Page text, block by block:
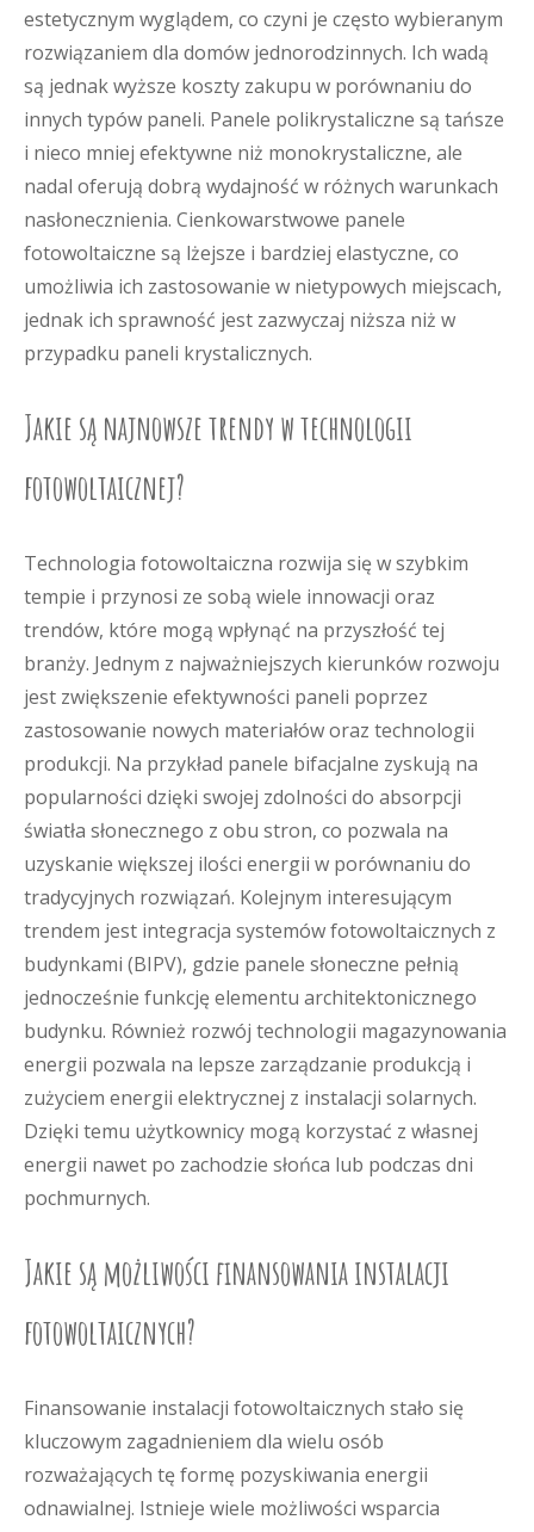
estetycznym wyglądem, co czyni je często wybieranym
rozwiązaniem dla domów jednorodzinnych. Ich wadą
są jednak wyższe koszty zakupu w porównaniu do
innych typów paneli. Panele polikrystaliczne są tańsze
i nieco mniej efektywne niż monokrystaliczne, ale
nadal oferują dobrą wydajność w różnych warunkach
nasłonecznienia. Cienkowarstwowe panele
fotowoltaiczne są lżejsze i bardziej elastyczne, co
umożliwia ich zastosowanie w nietypowych miejscach,
jednak ich sprawność jest zazwyczaj niższa niż w
przypadku paneli krystalicznych.
Jakie są najnowsze trendy w technologii
fotowoltaicznej?
Technologia fotowoltaiczna rozwija się w szybkim
tempie i przynosi ze sobą wiele innowacji oraz
trendów, które mogą wpłynąć na przyszłość tej
branży. Jednym z najważniejszych kierunków rozwoju
jest zwiększenie efektywności paneli poprzez
zastosowanie nowych materiałów oraz technologii
produkcji. Na przykład panele bifacjalne zyskują na
popularności dzięki swojej zdolności do absorpcji
światła słonecznego z obu stron, co pozwala na
uzyskanie większej ilości energii w porównaniu do
tradycyjnych rozwiązań. Kolejnym interesującym
trendem jest integracja systemów fotowoltaicznych z
budynkami (BIPV), gdzie panele słoneczne pełnią
jednocześnie funkcję elementu architektonicznego
budynku. Również rozwój technologii magazynowania
energii pozwala na lepsze zarządzanie produkcją i
zużyciem energii elektrycznej z instalacji solarnych.
Dzięki temu użytkownicy mogą korzystać z własnej
energii nawet po zachodzie słońca lub podczas dni
pochmurnych.
Jakie są możliwości finansowania instalacji
fotowoltaicznych?
Finansowanie instalacji fotowoltaicznych stało się
kluczowym zagadnieniem dla wielu osób
rozważających tę formę pozyskiwania energii
odnawialnej. Istnieje wiele możliwości wsparcia